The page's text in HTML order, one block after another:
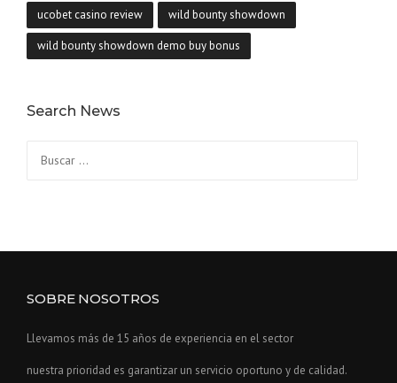
ucobet casino review wild bounty showdown
wild bounty showdown demo buy bonus
Search News
SOBRE NOSOTROS
Llevamos más de 15 años de experiencia en el sector
nuestra prioridad es garantizar un servicio oportuno y de calidad.